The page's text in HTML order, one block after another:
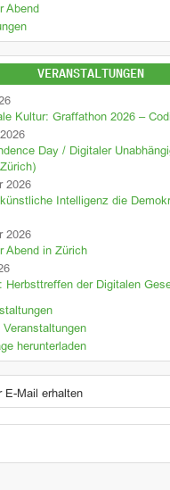
Abend
VERANSTALTUNGEN
Kultur: Graffathon 2026 –
Day / Digitaler
2026
Intelligenz die
2026
Abend in Zürich
Herbsttreffen der Digitalen
Veranstaltungen
herunterladen
E-Mail erhalten